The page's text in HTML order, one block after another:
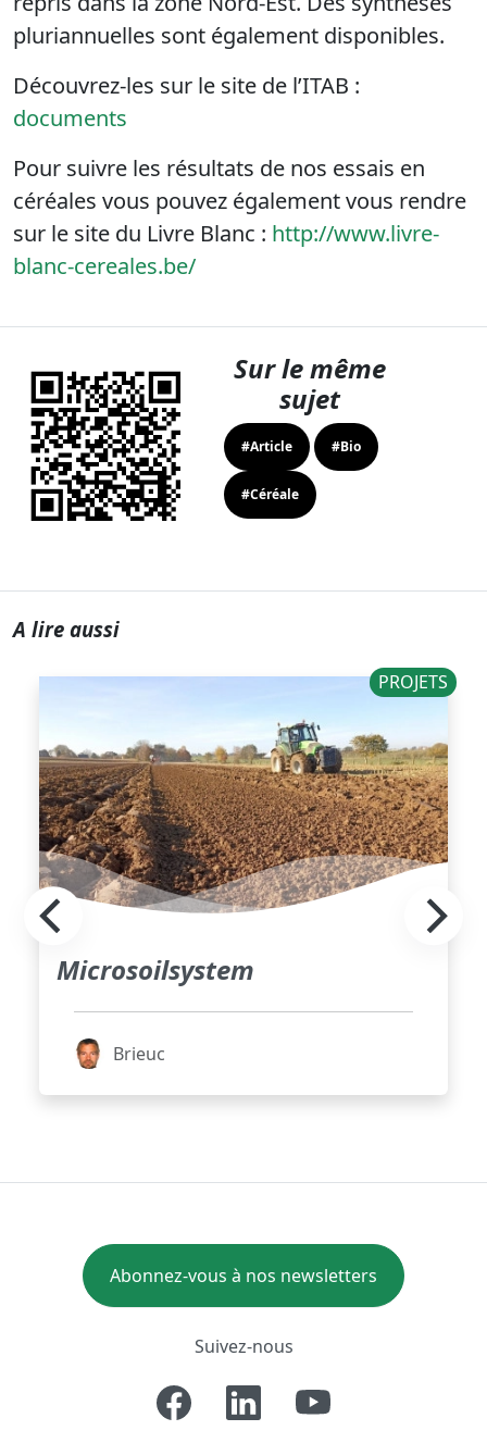
pluriannuelles sont également disponibles.
Découvrez-les sur le site de l’ITAB :
documents
Pour suivre les résultats de nos essais en
céréales vous pouvez également vous rendre
sur le site du Livre Blanc : http://www.livre-
blanc-cereales.be/
Sur le même
sujet
#Article #Bio
#Céréale
A lire aussi
PROJETS
Microsoilsystem
Brieuc
Abonnez-vous à nos newsletters
Suivez-nous